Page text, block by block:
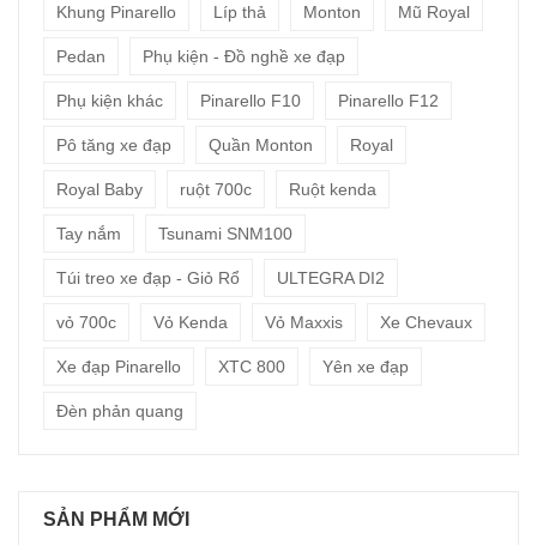
Khung Pinarello Líp thả Monton Mũ Royal
Pedan Phụ kiện - Đồ nghề xe đạp
Phụ kiện khác Pinarello F10 Pinarello F12
Pô tăng xe đạp Quần Monton Royal
Royal Baby ruột 700c Ruột kenda
Tay nắm Tsunami SNM100
Túi treo xe đạp - Giỏ Rổ ULTEGRA DI2
vỏ 700c Vỏ Kenda Vỏ Maxxis Xe Chevaux
Xe đạp Pinarello XTC 800 Yên xe đạp
Đèn phản quang
SẢN PHẨM MỚI